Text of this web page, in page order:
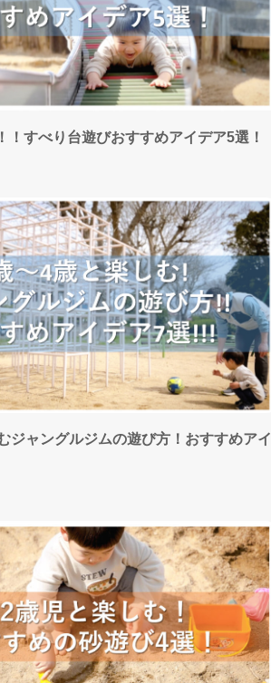
！すべり台遊びおすすめアイデア5選！
ジャングルジムの遊び方！おすすめアイ